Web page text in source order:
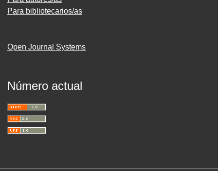
Para bibliotecarios/as
Open Journal Systems
Número actual